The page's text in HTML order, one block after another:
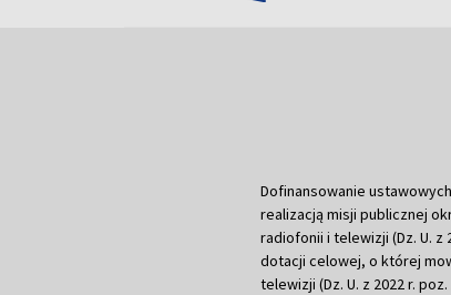
Dofinansowanie
realizacją misji publicznej
radiofonii i telewizji (Dz. U. z
dotacji celowej, o której
telewizji (Dz. U. z 2022 r.